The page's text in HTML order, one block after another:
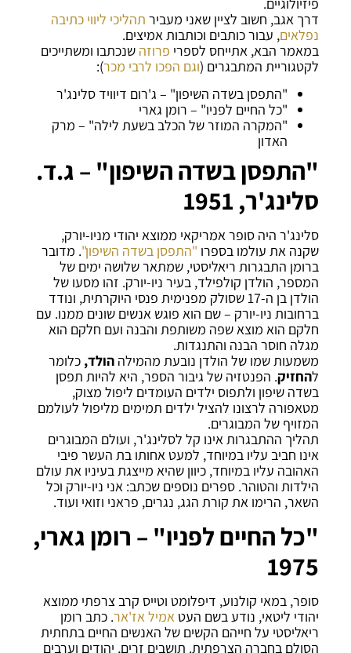
פיזיולוגיים.
דרך אגב, חשוב לציין שאני מעביר תהליכי ליווי כתיבה
נפלאים, עבור כותבים וכותבות אמיצים.
במאמר הבא, אתייחס לספרי פרוזהשנכתבו ומשתייכים
לקטגוריית המתבגרים (וגם הפכו לרבי מכר):
"התפסן בשדה השיפון" – ג'רום דיוויד סלינג'ר
"כל החיים לפניו" – רומן גארי
"המקרה המוזר של הכלב בשעת לילה" – מרק
האדון
"התפסן בשדה השיפון" – ג.ד.
סלינג'ר, 1951
סלינג'ר היה סופר אמריקאי ממוצא יהודי מניו-יורק,
שקנה את עולמו בספרו "התפסן בשדה השיפון". מדובר
ברומן התבגרות ריאליסטי, שמתאר שלושה ימים של
המספר, הולדן קולפילד, בעיר ניו-יורק. זהו מסעו של
הולדן בן ה-17 שסולק מפנימית פנסי היוקרתית, ונודד
ברחובות ניו-יורק – שם הוא פוגש אנשים שונים ממנו. עם
חלקם הוא מוצא שפה משותפת והבנה ועם חלקם הוא
מגלה חוסר הבנה והתנגדות.
משמעות שמו של הולדן נובעת מהמילההולד, כלומר
להחזיק. הפנטזיה של גיבור הספר, היא להיות תפסן
בשדה שיפון ולתפוס ילדים העומדים ליפול מצוק,
מטאפורה לרצונו להציל ילדים תמימים מליפול לעולמם
המזויף של המבוגרים.
תהליך ההתבגרות אינו קל לסלינג'ר, ועולם המבוגרים
אינו חביב עליו במיוחד, למעט אחותו בת העשר פיבי
האהובה עליו במיוחד, כיוון שהיא מייצגת בעיניו את עולם
הילדות והטוהר. ספרים נוספים שכתב: אני ניו-יורק וכל
השאר, הרימו את קורת הגג, נגרים, פראני וזואי ועוד.
"כל החיים לפניו" – רומן גארי,
1975
סופר, במאי קולנוע, דיפלומט וטייס קרב צרפתי ממוצא
יהודי ליטאי, נודע בשם העטאמיל אז'אר. כתב רומן
ריאליסטי על חייהם הקשים של האנשים החיים בתחתית
הסולם בחברה הצרפתית. תושבים זרים, יהודים וערבים